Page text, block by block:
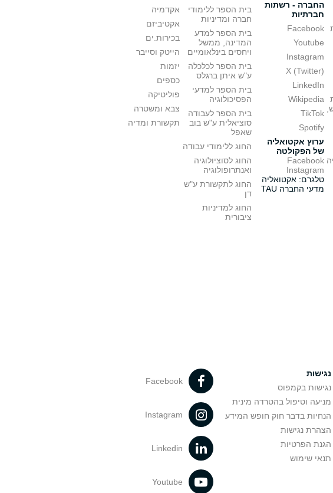
החברה - רשתות
חברתיות
Facebook
Youtube
Instagram
X (Twitter)
LinkedIn
Wikipedia
TikTok
Spotify
ערוץ אקטואליה
של הפקולטה
Facebook
Instagram
טלגרם: אקטואליה
מדעי החברה TAU
בית הספר ללימודי
חברה ומדיניות
בית הספר למדע
המדינה, ממשל
ויחסים בינלאומיים
בית הספר לכלכלה
ע"ש איתן ברגלס
בית הספר למדעי
הפסיכולוגיה
בית הספר לעבודה
סוציאלית ע"ש בוב
שאפל
החוג ללימודי עבודה
החוג לסוציולוגיה
ואנתרופולוגיה
החוג לתקשורת ע"ש
דן
החוג למדיניות
ציבורית
אקדמיה
אקטיביזם
בכירות.ים
הייטק וסייבר
יזמות
כספים
פוליטיקה
צבא ומשטרה
תקשורת ומדיה
נגישות
נגישות בקמפוס
מניעה וטיפול בהטרדה מינית
הנחיות בדבר חוק חופש המידע
הצהרת נגישות
הגנת הפרטיות
תנאי שימוש
Facebook
Instagram
Linkedin
Youtube